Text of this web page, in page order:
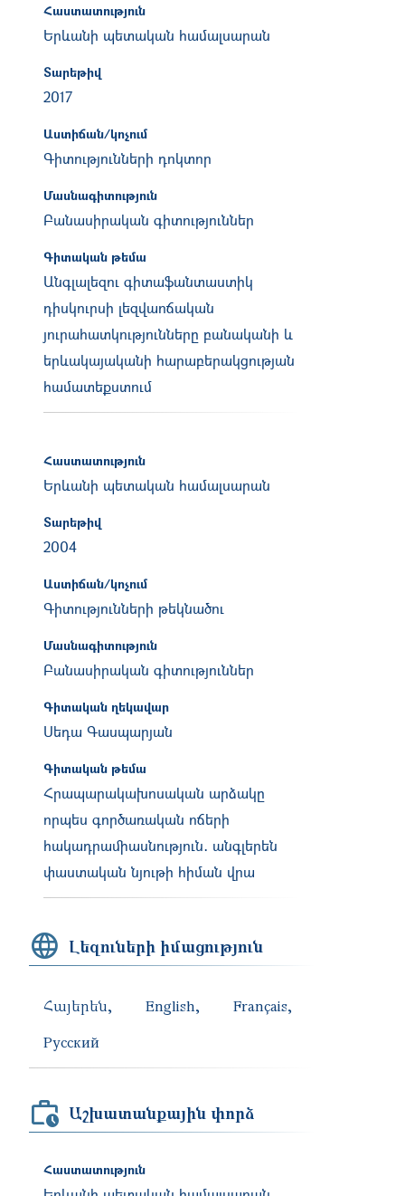
Հաստատություն
Երևանի պետական համալսարան
Տարեթիվ
2017
Աստիճան/կոչում
Գիտությունների դոկտոր
Մասնագիտություն
Բանասիրական գիտություններ
Գիտական թեմա
Անգլալեզու գիտաֆանտաստիկ
դիսկուրսի լեզվաոճական
յուրահատկությունները բանականի և
երևակայականի հարաբերակցության
համատեքստում
Հաստատություն
Երևանի պետական համալսարան
Տարեթիվ
2004
Աստիճան/կոչում
Գիտությունների թեկնածու
Մասնագիտություն
Բանասիրական գիտություններ
Գիտական ղեկավար
Սեդա Գասպարյան
Գիտական թեմա
Հրապարակախոսական արձակը
որպես գործառական ոճերի
հակադրամիասնություն․ անգլերեն
փաստական նյութի հիման վրա
Լեզուների իմացություն
Հայերեն English
Français
Русский
Աշխատանքային փորձ
Հաստատություն